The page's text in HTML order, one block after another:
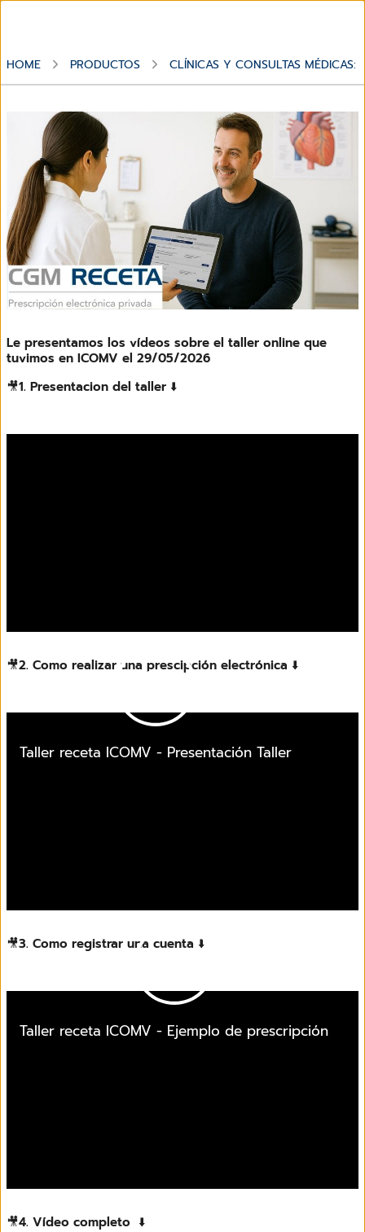
HOME PRODUCTOS CLÍNICAS Y CONSULTAS MÉDICAS:
Le presentamos los vídeos sobre el taller online que
tuvimos en ICOMV el 29/05/2026
🎥1. Presentacion del taller ⬇️
Taller receta ICOMV - Presentación Taller
🎥2. Como realizar una prescipción electrónica ⬇️
Taller receta ICOMV - Ejemplo de prescripción
🎥3. Como registrar una cuenta ⬇️
🎥4. Vídeo completo ⬇️